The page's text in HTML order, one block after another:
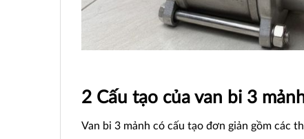
2 Cấu tạo của van bi 3
Van bi 3 mảnh có cấu tạo đơn giản gồm các